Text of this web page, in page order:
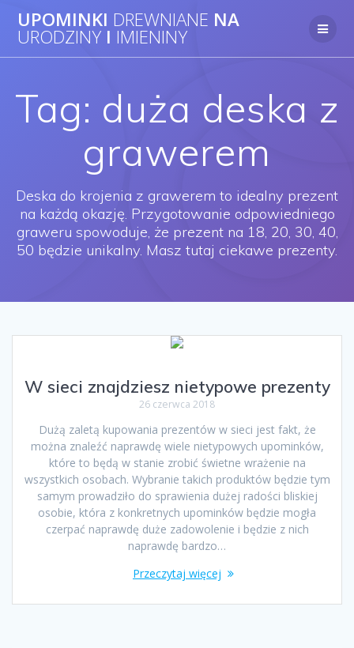
UPOMINKI DREWNIANE NA
URODZINY I IMIENINY
Tag: duża deska z
grawerem
Deska do krojenia z grawerem to idealny prezent
na każdą okazję. Przygotowanie odpowiedniego
graweru spowoduje, że prezent na 18, 20, 30, 40,
50 będzie unikalny. Masz tutaj ciekawe prezenty.
W sieci znajdziesz nietypowe prezenty
26 czerwca 2018
Dużą zaletą kupowania prezentów w sieci jest fakt, że
można znaleźć naprawdę wiele nietypowych upominków,
które to będą w stanie zrobić świetne wrażenie na
wszystkich osobach. Wybranie takich produktów będzie tym
samym prowadziło do sprawienia dużej radości bliskiej
osobie, która z konkretnych upominków będzie mogła
czerpać naprawdę duże zadowolenie i będzie z nich
naprawdę bardzo…
Przeczytaj więcej